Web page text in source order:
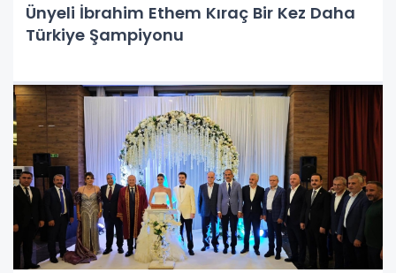
Ünyeli İbrahim Ethem Kıraç Bir Kez Daha
Türkiye Şampiyonu